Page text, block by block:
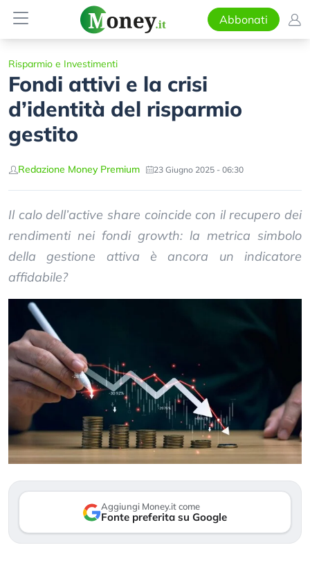
Abbonati
Risparmio e Investimenti
Fondi attivi e la crisi
d’identità del risparmio
gestito
Redazione Money Premium 23 Giugno 2025 - 06:30
Il calo dell’active share coincide con il recupero dei
rendimenti nei fondi growth: la metrica simbolo
della gestione attiva è ancora un indicatore
affidabile?
Aggiungi Money.it come
Fonte preferita su Google